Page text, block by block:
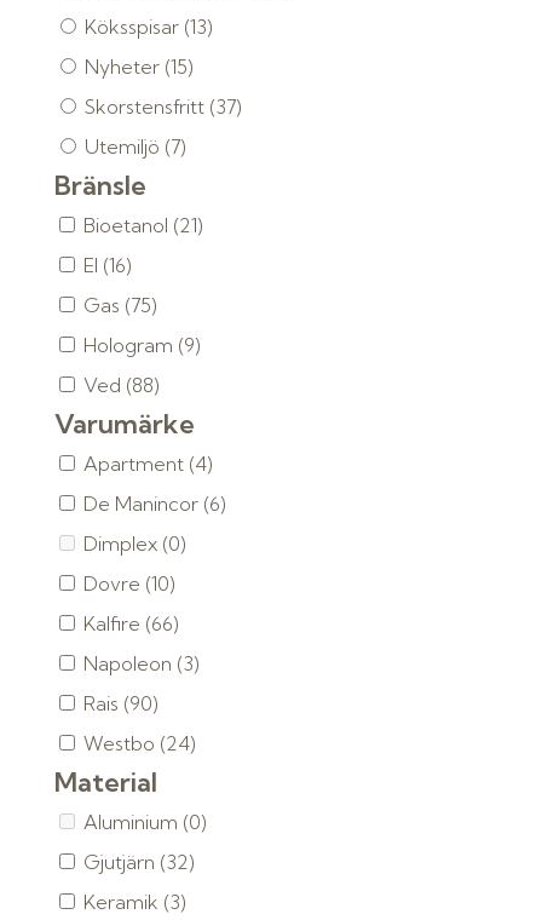
Köksspisar (13)
Nyheter (15)
Skorstensfritt (37)
Utemiljö (7)
Bränsle
Bioetanol (21)
El (16)
Gas (75)
Hologram (9)
Ved (88)
Varumärke
Apartment (4)
De Manincor (6)
Dimplex (0)
Dovre (10)
Kalfire (66)
Napoleon (3)
Rais (90)
Westbo (24)
Material
Aluminium (0)
Gjutjärn (32)
Keramik (3)